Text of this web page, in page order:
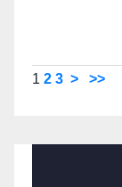
1 2 3 > >>